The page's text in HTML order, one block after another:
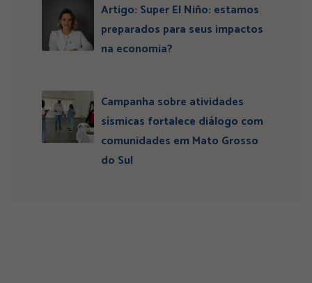
Artigo: Super El Niño: estamos
preparados para seus impactos
na economia?
Campanha sobre atividades
sísmicas fortalece diálogo com
comunidades em Mato Grosso
do Sul